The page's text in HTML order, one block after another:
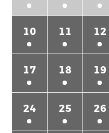
10 11 12
17 18 19
24 25 26